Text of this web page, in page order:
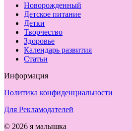
Новорожденный
Детское питание
Детки
Творчество
Здоровье
Календарь развития
Статьи
Информация
Политика конфиденциальности
Для Рекламодателей
© 2026 я малышка